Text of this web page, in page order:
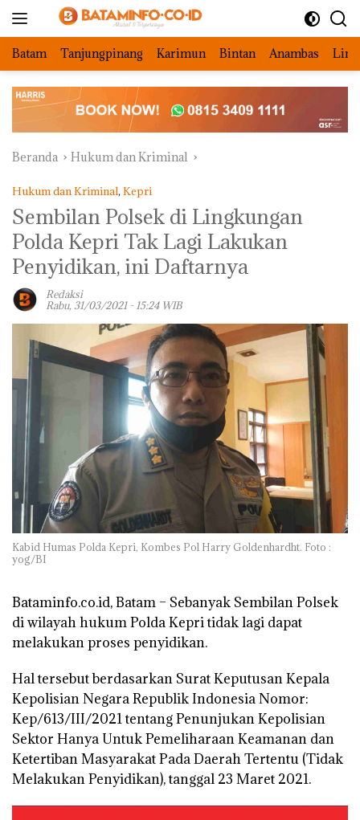
Batam Tanjungpinang Karimun Bintan Anambas
Beranda Hukum dan Kriminal
Hukum dan Kriminal, Kepri
Sembilan Polsek di Lingkungan
Polda Kepri Tak Lagi Lakukan
Penyidikan, ini Daftarnya
Redaksi
Rabu, 31/03/2021 - 15:24 WIB
Kabid Humas Polda Kepri, Kombes Pol Harry Goldenhardht. Foto :
yog/BI
Bataminfo.co.id, Batam – Sebanyak Sembilan Polsek
di wilayah hukum Polda Kepri tidak lagi dapat
melakukan proses penyidikan.
Hal tersebut berdasarkan Surat Keputusan Kepala
Kepolisian Negara Republik Indonesia Nomor:
Kep/613/III/2021 tentang Penunjukan Kepolisian
Sektor Hanya Untuk Pemeliharaan Keamanan dan
Ketertiban Masyarakat Pada Daerah Tertentu (Tidak
Melakukan Penyidikan), tanggal 23 Maret 2021.